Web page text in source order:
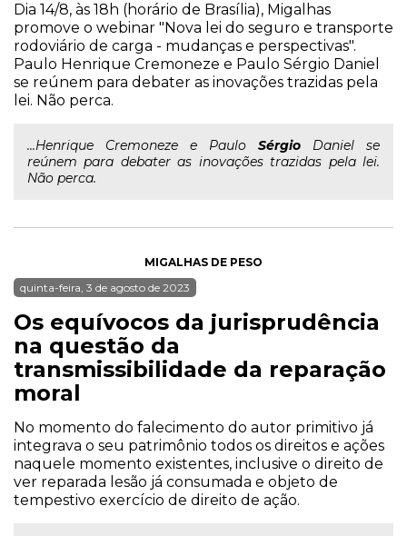
Dia 14/8, às 18h (horário de Brasília), Migalhas
promove o webinar "Nova lei do seguro e transporte
rodoviário de carga - mudanças e perspectivas".
Paulo Henrique Cremoneze e Paulo Sérgio Daniel
se reúnem para debater as inovações trazidas pela
lei. Não perca.
...Henrique Cremoneze e Paulo Sérgio Daniel se
reúnem para debater as inovações trazidas pela lei.
Não perca.
MIGALHAS DE PESO
quinta-feira, 3 de agosto de 2023
Os equívocos da jurisprudência
na questão da
transmissibilidade da reparação
moral
No momento do falecimento do autor primitivo já
integrava o seu patrimônio todos os direitos e ações
naquele momento existentes, inclusive o direito de
ver reparada lesão já consumada e objeto de
tempestivo exercício de direito de ação.